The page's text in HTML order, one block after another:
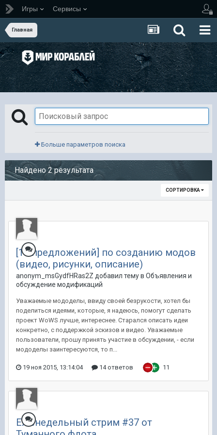
Игры Сервисы
Главная
Больше параметров поиска
Найдено 2 результата
СОРТИРОВКА
[10 предложений] по созданию модов
(видео, рисунки, описание)
anonym_msGydfHRas2Z добавил тему в Объявления и
обсуждение модификаций
Уважаемые мододелы, ввиду своей безрукости, хотел бы
поделиться идеями, которые, я надеюсь, помогут сделать
проект WoWS лучше, интереснее. Старался описать идеи
конкретно, с поддержкой эскизов и видео. Уважаемые
пользователи, прошу принять участие в обсуждении, - если
мододелы заинтересуются, то п...
19 ноя 2015, 13:14:04 14 ответов 11
Еженедельный стрим #37 от